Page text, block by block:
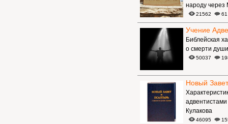
народу через
21562 61
Учение
Библейская
о смерти
50037
Новый
Кулакова
46095